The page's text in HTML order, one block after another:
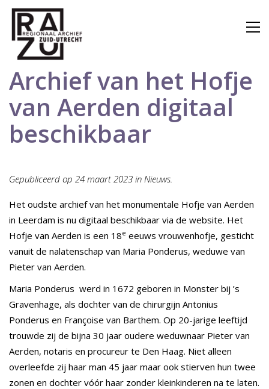
Archief van het Hofje
van Aerden digitaal
beschikbaar
Gepubliceerd op 24 maart 2023 in Nieuws.
Het oudste archief van het monumentale Hofje van Aerden
in Leerdam is nu digitaal beschikbaar via de website. Het
Hofje van Aerden is een 18e eeuws vrouwenhofje, gesticht
vanuit de nalatenschap van Maria Ponderus, weduwe van
Pieter van Aerden.
Maria Ponderus werd in 1672 geboren in Monster bij ’s
Gravenhage, als dochter van de chirurgijn Antonius
Ponderus en Françoise van Barthem. Op 20-jarige leeftijd
trouwde zij de bijna 30 jaar oudere weduwnaar Pieter van
Aerden, notaris en procureur te Den Haag. Niet alleen
overleefde zij haar man 45 jaar maar ook stierven hun twee
zonen en dochter vóór haar zonder kleinkinderen na te laten.